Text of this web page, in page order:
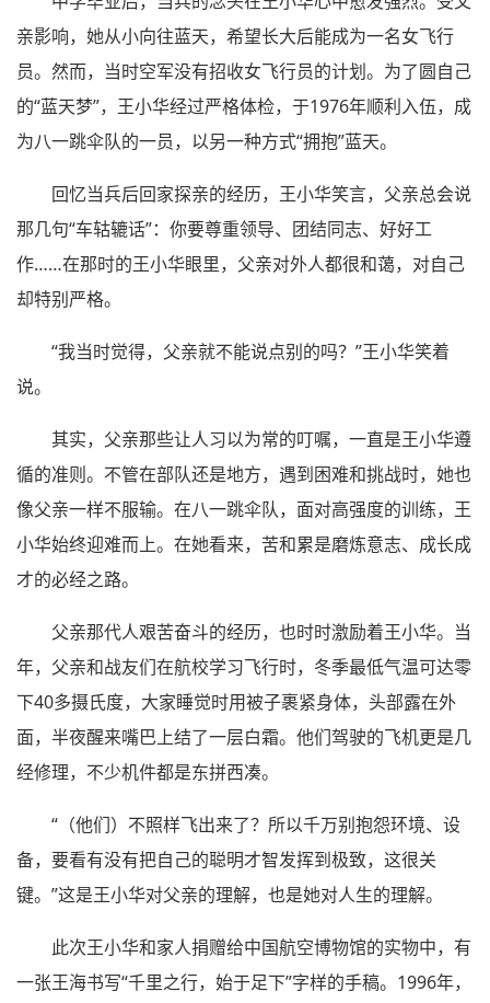
亲影响，她从小向往蓝天，希望长大后能成为一名女飞行
员。然而，当时空军没有招收女飞行员的计划。为了圆自己
的“蓝天梦”，王小华经过严格体检，于1976年顺利入伍，成
为八一跳伞队的一员，以另一种方式“拥抱”蓝天。
回忆当兵后回家探亲的经历，王小华笑言，父亲总会说
那几句“车轱辘话”：你要尊重领导、团结同志、好好工
作……在那时的王小华眼里，父亲对外人都很和蔼，对自己
却特别严格。
“我当时觉得，父亲就不能说点别的吗？”王小华笑着
说。
其实，父亲那些让人习以为常的叮嘱，一直是王小华遵
循的准则。不管在部队还是地方，遇到困难和挑战时，她也
像父亲一样不服输。在八一跳伞队，面对高强度的训练，王
小华始终迎难而上。在她看来，苦和累是磨炼意志、成长成
才的必经之路。
父亲那代人艰苦奋斗的经历，也时时激励着王小华。当
年，父亲和战友们在航校学习飞行时，冬季最低气温可达零
下40多摄氏度，大家睡觉时用被子裹紧身体，头部露在外
面，半夜醒来嘴巴上结了一层白霜。他们驾驶的飞机更是几
经修理，不少机件都是东拼西凑。
“（他们）不照样飞出来了？所以千万别抱怨环境、设
备，要看有没有把自己的聪明才智发挥到极致，这很关
键。”这是王小华对父亲的理解，也是她对人生的理解。
此次王小华和家人捐赠给中国航空博物馆的实物中，有
一张王海书写“千里之行，始于足下”字样的手稿。1996年，